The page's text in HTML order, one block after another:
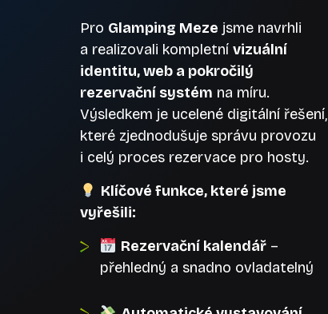
Pro Glamping Meze jsme navrhli
a realizovali kompletní vizuální
identitu, web a pokročilý
rezervační systém na míru.
Výsledkem je ucelené digitální řešení,
které zjednodušuje správu provozu
i celý proces rezervace pro hosty.
Klíčové funkce, které jsme
vyřešili:
Rezervační kalendář–
přehledný a snadno ovladatelný